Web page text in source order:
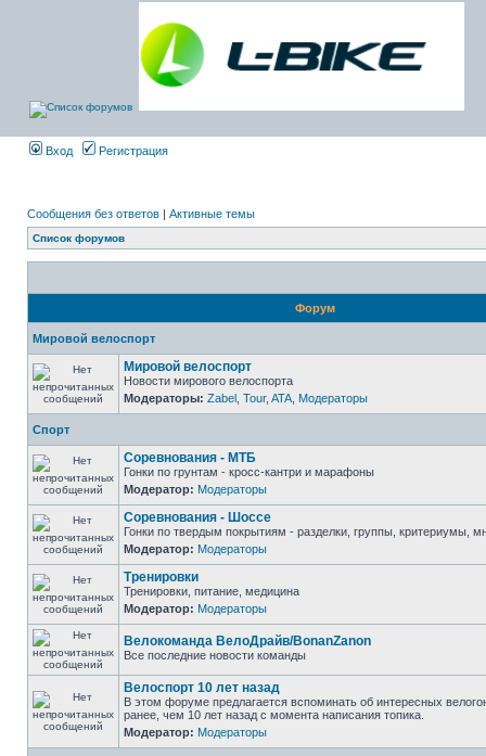
Вход Регистрация
Сообщения без ответов | Активные темы
Список форумов
Форум
Мировой велоспорт
Мировой велоспорт
Новости мирового велоспорта
Модераторы: Zabel Tour, ATA Модераторы
Спорт
Соревнования - МТБ
Гонки по грунтам - кросс-кантри и марафоны
Модератор: Модераторы
Соревнования - Шоссе
Гонки по твердым покрытиям - разделки, группы, критериумы,
Модератор: Модераторы
Тренировки
Тренировки, питание, медицина
Модератор: Модераторы
Велокоманда ВелоДрайв/BonanZanon
Все последние новости команды
Велоспорт 10 лет назад
В этом форуме предлагается вспоминать об интересных
ранее, чем 10 лет назад с момента написания топика.
Модератор: Модераторы